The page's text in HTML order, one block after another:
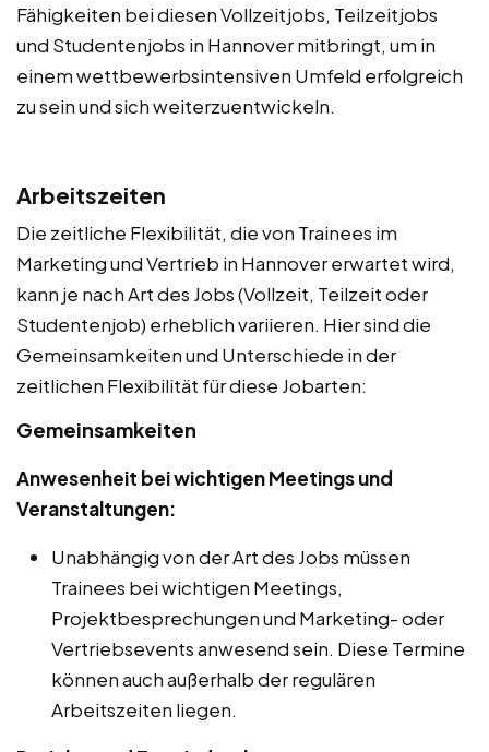
Fähigkeiten bei diesen Vollzeitjobs, Teilzeitjobs
und Studentenjobs in Hannover mitbringt, um in
einem wettbewerbsintensiven Umfeld erfolgreich
zu sein und sich weiterzuentwickeln.
Arbeitszeiten
Die zeitliche Flexibilität, die von Trainees im
Marketing und Vertrieb in Hannover erwartet wird,
kann je nach Art des Jobs (Vollzeit, Teilzeit oder
Studentenjob) erheblich variieren. Hier sind die
Gemeinsamkeiten und Unterschiede in der
zeitlichen Flexibilität für diese Jobarten:
Gemeinsamkeiten
Anwesenheit bei wichtigen Meetings und
Veranstaltungen:
Unabhängig von der Art des Jobs müssen
Trainees bei wichtigen Meetings,
Projektbesprechungen und Marketing- oder
Vertriebsevents anwesend sein. Diese Termine
können auch außerhalb der regulären
Arbeitszeiten liegen.